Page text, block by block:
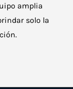
amplia
solo la